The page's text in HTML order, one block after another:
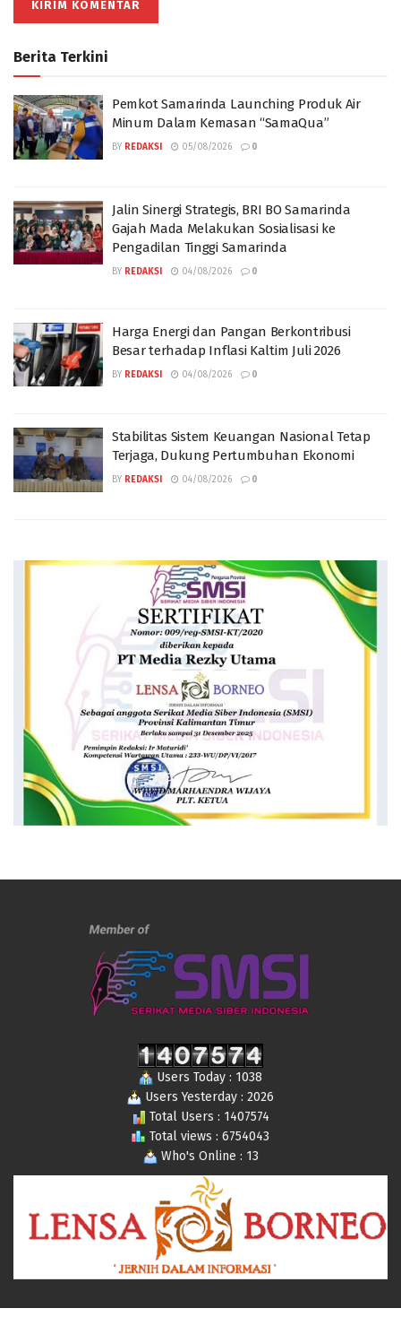
Berita Terkini
Pemkot Samarinda Launching Produk Air
Minum Dalam Kemasan “SamaQua”
BY REDAKSI 05/08/2026 0
Jalin Sinergi Strategis, BRI BO Samarinda
Gajah Mada Melakukan Sosialisasi ke
Pengadilan Tinggi Samarinda
BY REDAKSI 04/08/2026 0
Harga Energi dan Pangan Berkontribusi
Besar terhadap Inflasi Kaltim Juli 2026
BY REDAKSI 04/08/2026 0
Stabilitas Sistem Keuangan Nasional Tetap
Terjaga, Dukung Pertumbuhan Ekonomi
BY REDAKSI 04/08/2026 0
Users Today : 1038
Users Yesterday : 2026
Total Users : 1407574
Total views : 6754043
Who's Online : 13